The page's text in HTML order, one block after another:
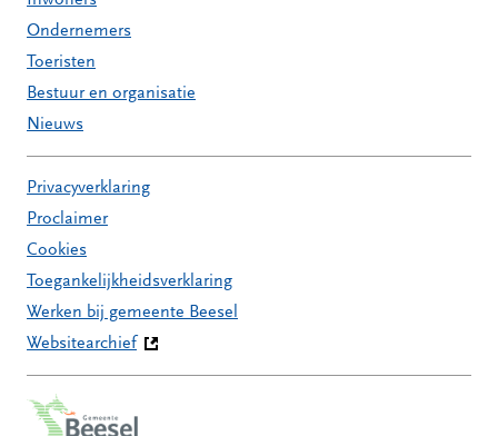
Ondernemers
Toeristen
Bestuur en organisatie
Nieuws
Privacyverklaring
Proclaimer
Cookies
Toegankelijkheidsverklaring
Werken bij gemeente Beesel
Websitearchief